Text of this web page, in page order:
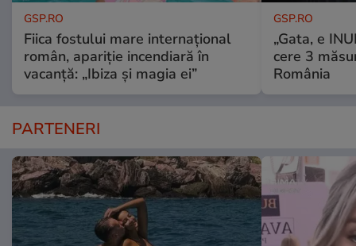
GSP.RO
Fiica fostului mare internațional
român, apariție incendiară în
vacanță: „Ibiza și magia ei”
GSP.RO
„Gata, e
cere 3
România
PARTENERI